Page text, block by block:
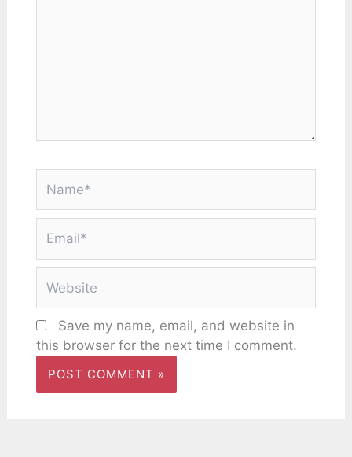
Save my name, email, and website in
this browser for the next time I comment.